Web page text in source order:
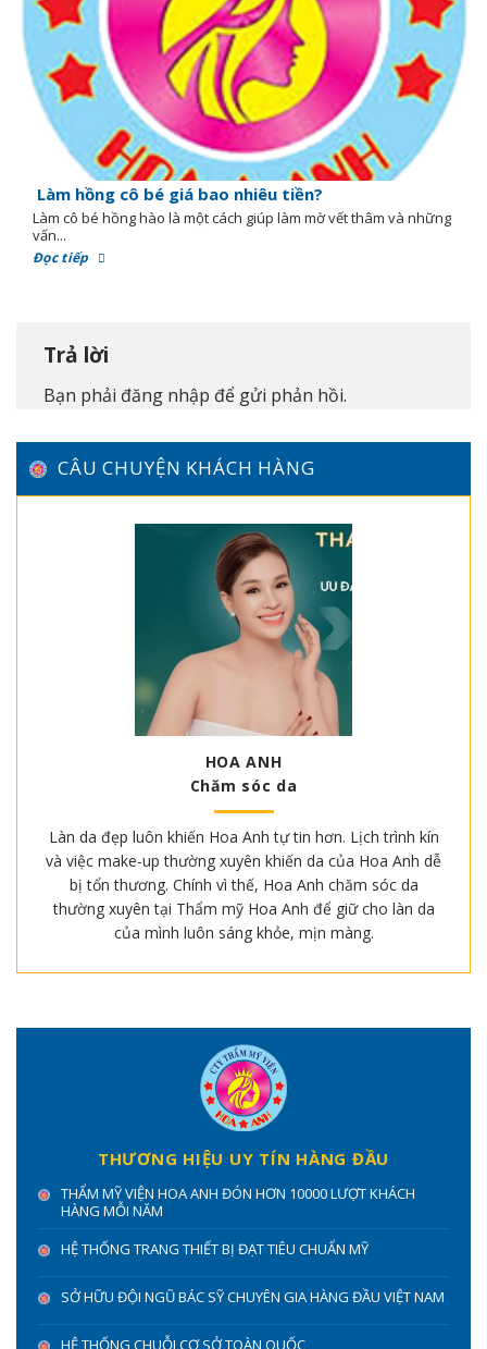
Làm hồng cô bé giá bao nhiêu tiền?
Làm cô bé hồng hào là một cách giúp làm mờ vết thâm và những
vấn...
Đọc tiếp
Trả lời
Bạn phải đăng nhập để gửi phản hồi.
CÂU CHUYỆN KHÁCH HÀNG
HOA ANH
Chăm sóc da
Làn da đẹp luôn khiến Hoa Anh tự tin hơn. Lịch trình kín
và việc make-up thường xuyên khiến da của Hoa Anh dễ
bị tổn thương. Chính vì thế, Hoa Anh chăm sóc da
thường xuyên tại Thẩm mỹ Hoa Anh để giữ cho làn da
của mình luôn sáng khỏe, mịn màng.
THƯƠNG HIỆU UY TÍN HÀNG ĐẦU
THẨM MỸ VIỆN HOA ANH ĐÓN HƠN 10000 LƯỢT KHÁCH
HÀNG MỖI NĂM
HỆ THỐNG TRANG THIẾT BỊ ĐẠT TIÊU CHUẨN MỸ
SỞ HỮU ĐỘI NGŨ BÁC SỸ CHUYÊN GIA HÀNG ĐẦU VIỆT NAM
HỆ THỐNG CHUỖI CƠ SỞ TOÀN QUỐC